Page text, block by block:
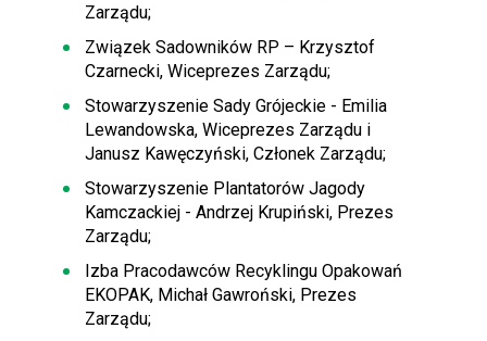
Zarządu;
Związek Sadowników RP – Krzysztof
Czarnecki, Wiceprezes Zarządu;
Stowarzyszenie Sady Grójeckie - Emilia
Lewandowska, Wiceprezes Zarządu i
Janusz Kawęczyński, Członek Zarządu;
Stowarzyszenie Plantatorów Jagody
Kamczackiej - Andrzej Krupiński, Prezes
Zarządu;
Izba Pracodawców Recyklingu Opakowań
EKOPAK, Michał Gawroński, Prezes
Zarządu;